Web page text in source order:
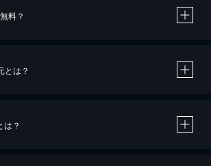
料？
とは？
は？